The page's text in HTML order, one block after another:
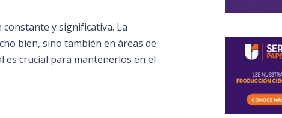
y significativa. La
bien, sino también en áreas de
es crucial para mantenerlos en el